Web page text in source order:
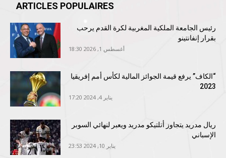
ARTICLES POPULAIRES
رئيس الجامعة الملكية المغربية لكرة القدم يرحب
بقرار إنفانتينو
أغسطس 1, 2026 18:30
“الكاف” يرفع قيمة الجوائز المالية لكأس أمم إفريقيا
2023
يناير 4, 2024 17:20
ريال مدريد يتجاوز أتلتيكو مدريد ويعبر لنهائي السوبر
الإسباني
يناير 10, 2024 23:53